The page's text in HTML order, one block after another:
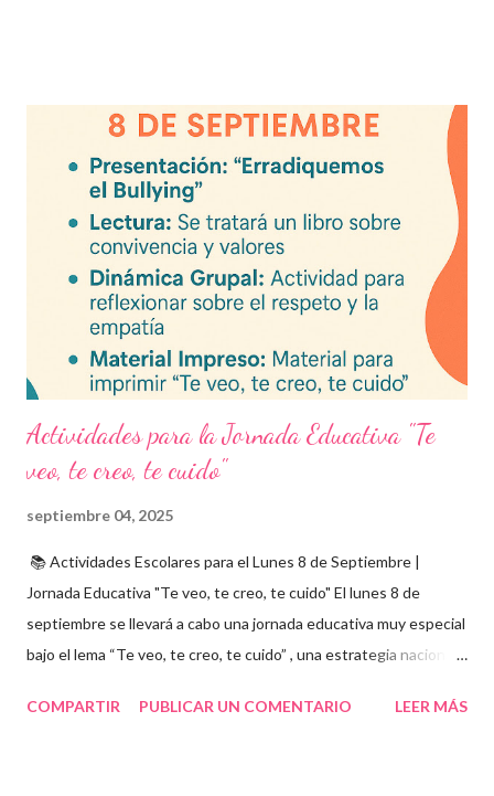
frecuentes Beneficios de utilizar estos exámenes trimestrales
Evaluaciones alineadas al programa oficial. Formato optimizado
para impresión o uso en plataformas educativas. Reactivos que
fortalecen la comprensión y el pensamiento crítico. Ideal para
formación docente y evaluación diagnóstica. Material
descargable PDF editable. Estos exámenes también pueden
integrarse en herramientas digitales pa...
Actividades para la Jornada Educativa "Te
veo, te creo, te cuido"
septiembre 04, 2025
📚 Actividades Escolares para el Lunes 8 de Septiembre |
Jornada Educativa "Te veo, te creo, te cuido" El lunes 8 de
septiembre se llevará a cabo una jornada educativa muy especial
bajo el lema “Te veo, te creo, te cuido” , una estrategia nacional
infantil , y promover la convivencia escolar armónica . Desde el
COMPARTIR PUBLICAR UN COMENTARIO LEER MÁS